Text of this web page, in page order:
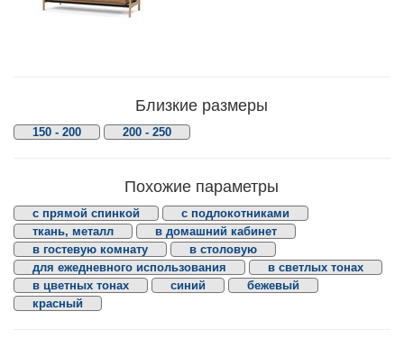
Близкие размеры
150 - 200 200 - 250
Похожие параметры
с прямой спинкой
с подлокотниками
ткань, металл
в домашний кабинет
в гостевую комнату
в столовую
для ежедневного использования
в светлых тонах
в цветных тонах
синий
бежевый
красный